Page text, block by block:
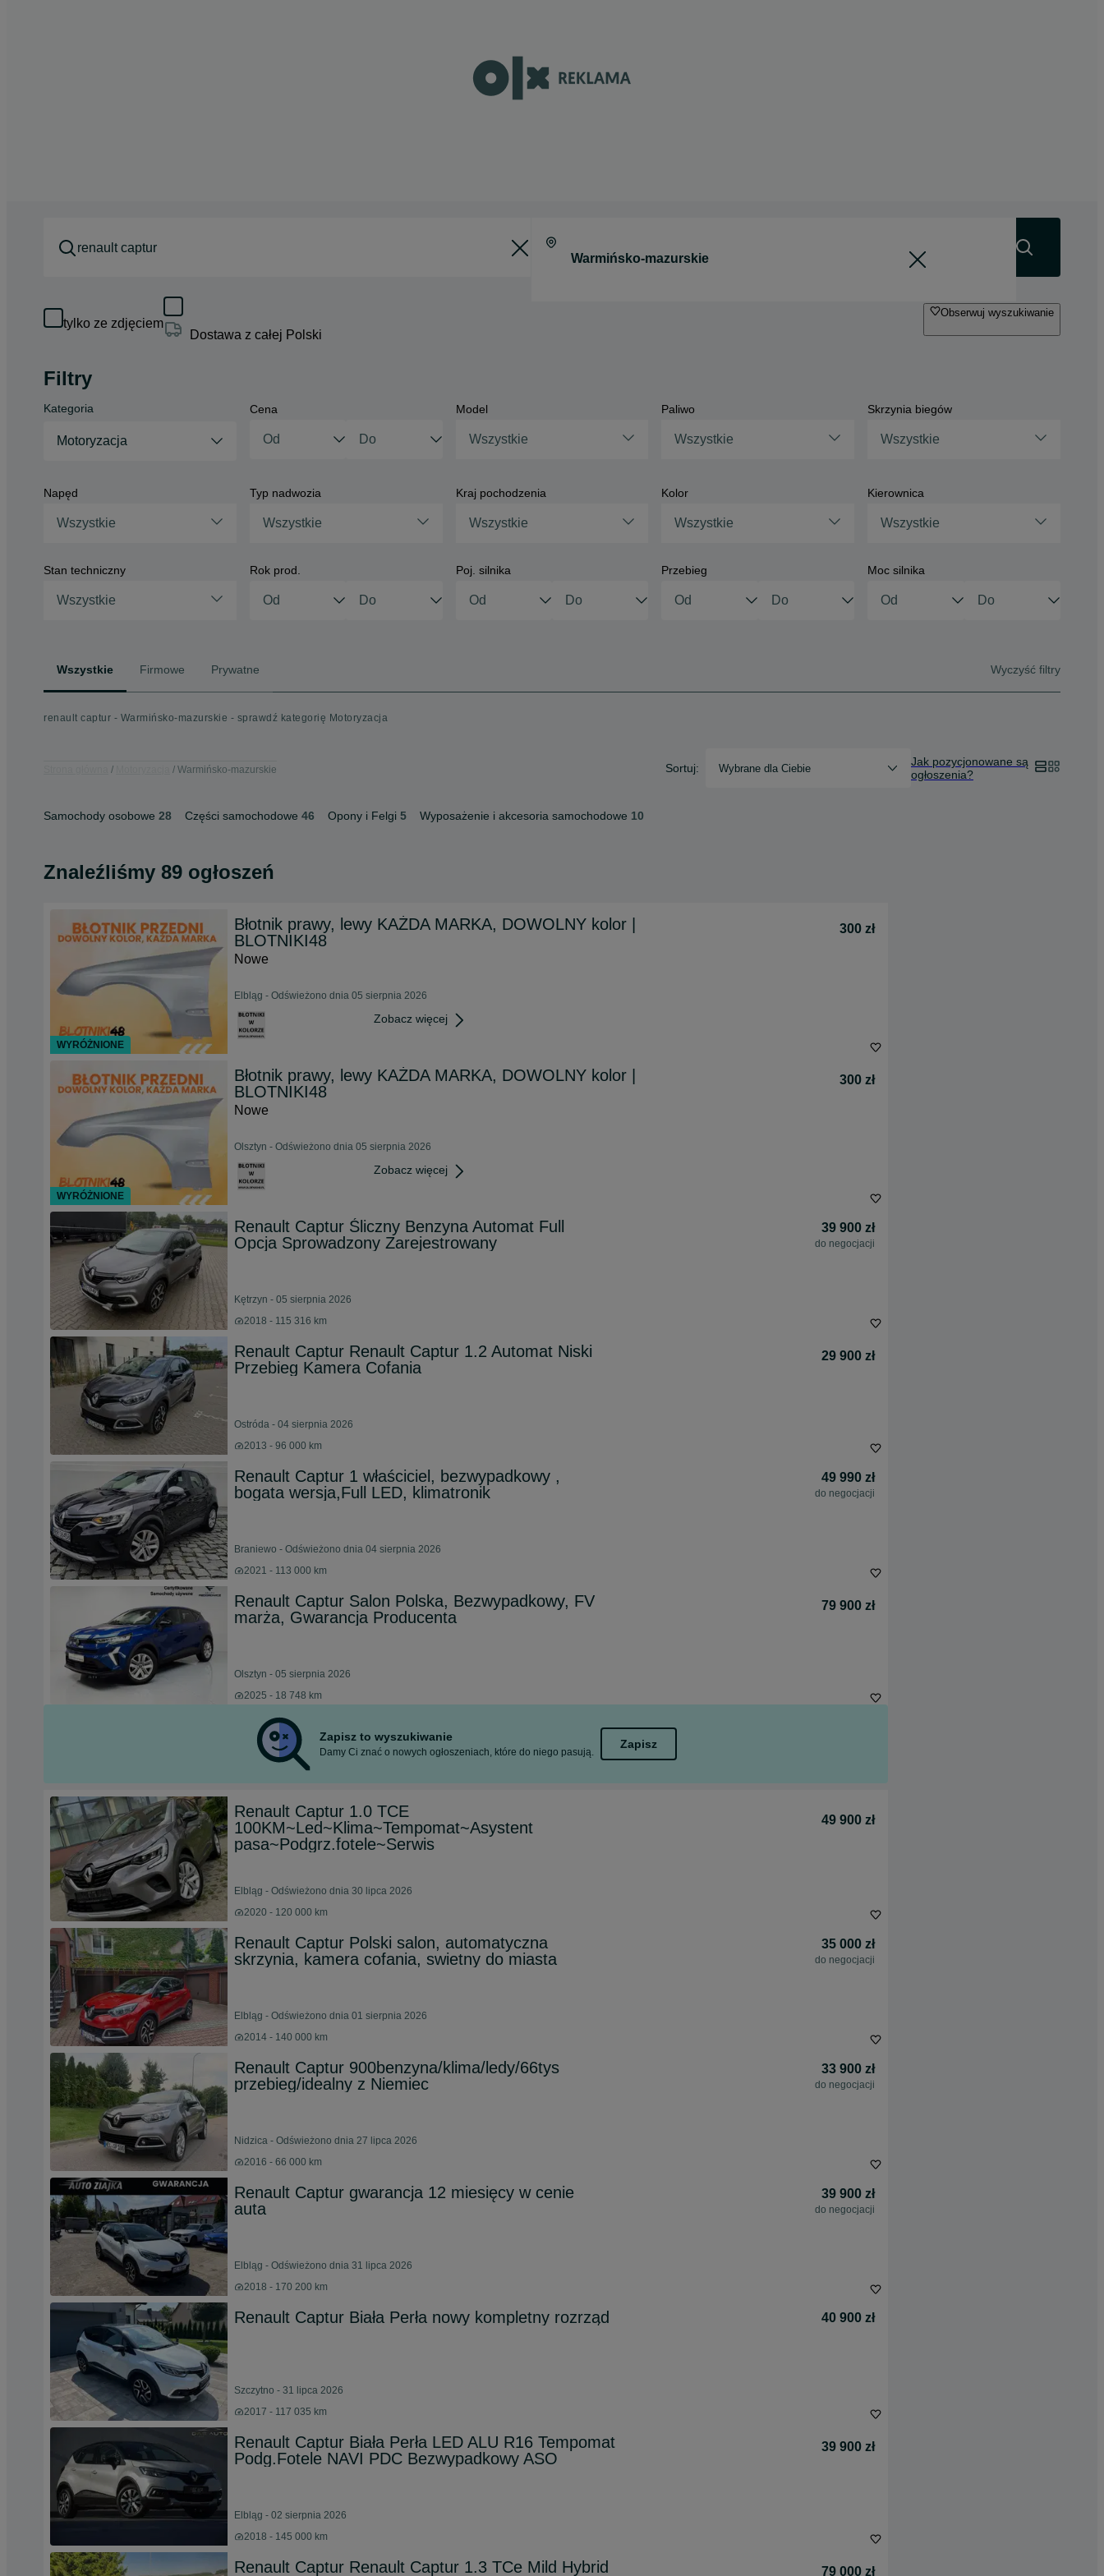
tylko ze zdjęciem
Dostawa z całej Polski
Obserwuj wyszukiwanie
Filtry
Kategoria
Motoryzacja
Cena Model
Wszystkie
Paliwo
Wszystkie
Skrzynia biegów
Wszystkie
Napęd
Wszystkie
Typ nadwozia
Wszystkie
Kraj pochodzenia
Wszystkie
Kolor
Wszystkie
Kierownica
Wszystkie
Stan techniczny
Wszystkie
Rok prod. Poj. silnika Przebieg Moc silnika
Wszystkie Firmowe Prywatne Wyczyść filtry
renault captur - Warmińsko-mazurskie - sprawdź kategorię Motoryzacja
Warmińsko-mazurskie Sortuj: Wybrane dla Ciebie
Jak pozycjonowane są
ogłoszenia?
Samochody osobowe 28 Części samochodowe 46 Opony i Felgi 5 Wyposażenie i akcesoria samochodowe 10
Znaleźliśmy 89 ogłoszeń
Błotnik prawy, lewy KAŻDA MARKA, DOWOLNY kolor |
BLOTNIKI48
300 zł
Nowe
Elbląg - Odświeżono dnia 05 sierpnia 2026
Zobacz więcej
Błotnik prawy, lewy KAŻDA MARKA, DOWOLNY kolor |
BLOTNIKI48
300 zł
Nowe
Olsztyn - Odświeżono dnia 05 sierpnia 2026
Zobacz więcej
Renault Captur Śliczny Benzyna Automat Full
Opcja Sprowadzony Zarejestrowany
39 900 zł
do negocjacji
Kętrzyn - 05 sierpnia 2026
2018 - 115 316 km
Renault Captur Renault Captur 1.2 Automat Niski
Przebieg Kamera Cofania
29 900 zł
Ostróda - 04 sierpnia 2026
2013 - 96 000 km
Renault Captur 1 właściciel, bezwypadkowy ,
bogata wersja,Full LED, klimatronik
49 990 zł
do negocjacji
Braniewo - Odświeżono dnia 04 sierpnia 2026
2021 - 113 000 km
Renault Captur Salon Polska, Bezwypadkowy, FV
marża, Gwarancja Producenta
79 900 zł
Olsztyn - 05 sierpnia 2026
2025 - 18 748 km
Zapisz to wyszukiwanie
Damy Ci znać o nowych ogłoszeniach, które do niego pasują.
Zapisz
Renault Captur 1.0 TCE
100KM~Led~Klima~Tempomat~Asystent
pasa~Podgrz.fotele~Serwis
49 900 zł
Elbląg - Odświeżono dnia 30 lipca 2026
2020 - 120 000 km
Renault Captur Polski salon, automatyczna
skrzynia, kamera cofania, swietny do miasta
35 000 zł
do negocjacji
Elbląg - Odświeżono dnia 01 sierpnia 2026
2014 - 140 000 km
Renault Captur 900benzyna/klima/ledy/66tys
przebieg/idealny z Niemiec
33 900 zł
do negocjacji
Nidzica - Odświeżono dnia 27 lipca 2026
2016 - 66 000 km
Renault Captur gwarancja 12 miesięcy w cenie
auta
39 900 zł
do negocjacji
Elbląg - Odświeżono dnia 31 lipca 2026
2018 - 170 200 km
Renault Captur Biała Perła nowy kompletny rozrząd 40 900 zł
Szczytno - 31 lipca 2026
2017 - 117 035 km
Renault Captur Biała Perła LED ALU R16 Tempomat
Podg.Fotele NAVI PDC Bezwypadkowy ASO
39 900 zł
Elbląg - 02 sierpnia 2026
2018 - 145 000 km
Renault Captur Renault Captur 1.3 TCe Mild Hybrid
79 000 zł
WYRÓŻNIONE
WYRÓŻNIONE